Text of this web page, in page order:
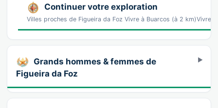
Continuer votre exploration
Villes proches de Figueira da Foz Vivre à Buarcos (à 2 km)Vivre
Grands hommes & femmes de
Figueira da Foz